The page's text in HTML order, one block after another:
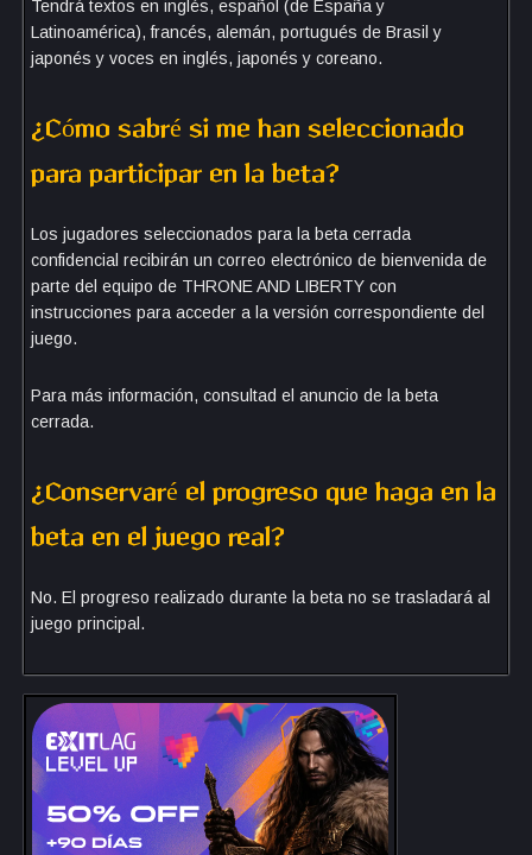
Tendrá textos en inglés, español (de España y
Latinoamérica), francés, alemán, portugués de Brasil y
japonés y voces en inglés, japonés y coreano.
¿Cómo sabré si me han seleccionado
para participar en la beta?
Los jugadores seleccionados para la beta cerrada
confidencial recibirán un correo electrónico de bienvenida de
parte del equipo de THRONE AND LIBERTY con
instrucciones para acceder a la versión correspondiente del
juego.
Para más información, consultad el anuncio de la beta
cerrada.
¿Conservaré el progreso que haga en la
beta en el juego real?
No. El progreso realizado durante la beta no se trasladará al
juego principal.